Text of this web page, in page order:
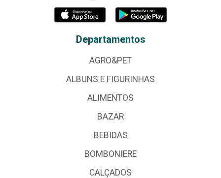
Departamentos
AGRO&PET
ALBUNS E FIGURINHAS
ALIMENTOS
BAZAR
BEBIDAS
BOMBONIERE
CALÇADOS